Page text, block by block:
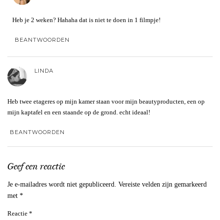
Heb je 2 weken? Hahaha dat is niet te doen in 1 filmpje!
BEANTWOORDEN
LINDA
Heb twee etageres op mijn kamer staan voor mijn beautyproducten, een op
mijn kaptafel en een staande op de grond. echt ideaal!
BEANTWOORDEN
Geef een reactie
Je e-mailadres wordt niet gepubliceerd.
Vereiste velden zijn gemarkeerd
met *
Reactie *